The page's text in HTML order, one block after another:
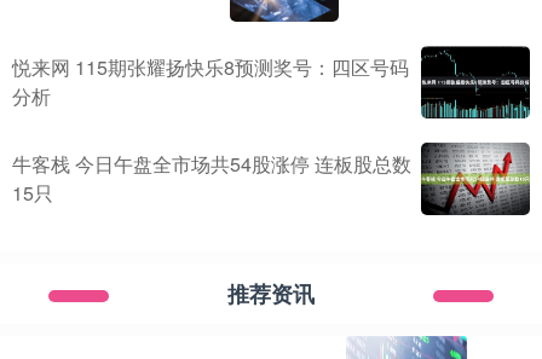
悦来网 115期张耀扬快乐8预测奖号：四区号码
分析
牛客栈 今日午盘全市场共54股涨停 连板股总数
15只
推荐资讯